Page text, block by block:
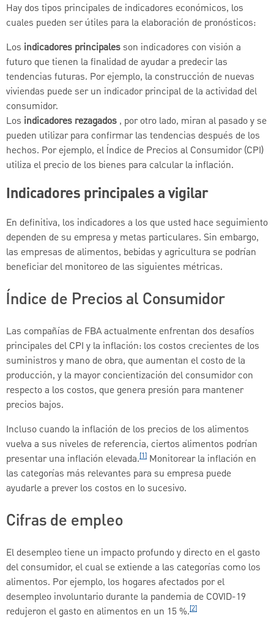
Hay dos tipos principales de indicadores económicos, los
cuales pueden ser útiles para la elaboración de pronósticos:
Los indicadores principalesson indicadores con visión a
futuro que tienen la finalidad de ayudar a predecir las
tendencias futuras. Por ejemplo, la construcción de nuevas
viviendas puede ser un indicador principal de la actividad del
consumidor.
Los indicadores rezagados , por otro lado, miran al pasado y se
pueden utilizar para confirmar las tendencias después de los
hechos. Por ejemplo, el Índice de Precios al Consumidor (CPI)
utiliza el precio de los bienes para calcular la inflación.
Indicadores principales a vigilar
En definitiva, los indicadores a los que usted hace seguimiento
dependen de su empresa y metas particulares. Sin embargo,
las empresas de alimentos, bebidas y agricultura se podrían
beneficiar del monitoreo de las siguientes métricas.
Índice de Precios al Consumidor
Las compañías de FBA actualmente enfrentan dos desafíos
principales del CPI y la inflación: los costos crecientes de los
suministros y mano de obra, que aumentan el costo de la
producción, y la mayor concientización del consumidor con
respecto a los costos, que genera presión para mantener
precios bajos.
Incluso cuando la inflación de los precios de los alimentos
vuelva a sus niveles de referencia, ciertos alimentos podrían
presentar una inflación elevada.[1] Monitorear la inflación en
las categorías más relevantes para su empresa puede
ayudarle a prever los costos en lo sucesivo.
Cifras de empleo
El desempleo tiene un impacto profundo y directo en el gasto
del consumidor, el cual se extiende a las categorías como los
alimentos. Por ejemplo, los hogares afectados por el
desempleo involuntario durante la pandemia de COVID-19
redujeron el gasto en alimentos en un 15 %.[2]